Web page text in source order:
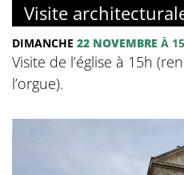
Visite
DIMANCHE 22 NOVEMBRE À
Visite de l’église à 15h
l’orgue).